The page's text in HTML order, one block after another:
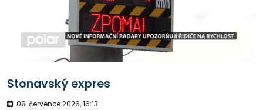
Stonavský expres
08. července 2026, 16:13